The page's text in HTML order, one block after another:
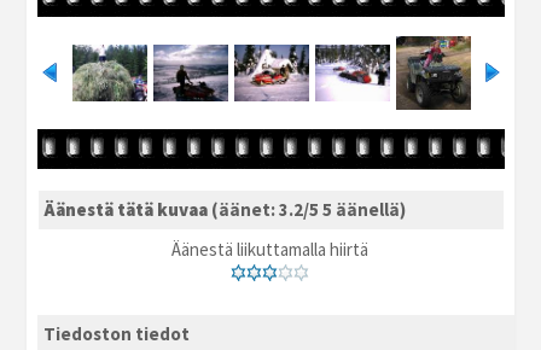
Äänestä tätä kuvaa (äänet: 3.2/5 5 äänellä)
Äänestä liikuttamalla hiirtä
Tiedoston tiedot